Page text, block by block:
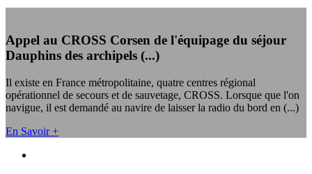
Appel au CROSS Corsen de l'équipage du séjour
Dauphins des archipels (...)
Il existe en France métropolitaine, quatre centres régional
opérationnel de secours et de sauvetage, CROSS. Lorsque que l'on
navigue, il est demandé au navire de laisser la radio du bord en (...)
En Savoir +